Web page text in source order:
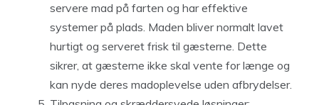
servere mad på farten og har effektive
systemer på plads. Maden bliver normalt lavet
hurtigt og serveret frisk til gæsterne. Dette
sikrer, at gæsterne ikke skal vente for længe og
kan nyde deres madoplevelse uden afbrydelser.